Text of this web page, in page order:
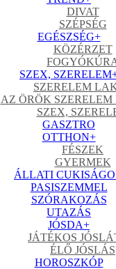
DIVAT
SZÉPSÉG
EGÉSZSÉG+
KÖZÉRZET
SZEX, SZERELEM
SZERELEM
AZ ÖRÖK
SZEX,
GASZTRO
OTTHON+
FÉSZEK
GYERMEK
ÁLLATI
PASISZEMMEL
SZÓRAKOZÁS
UTAZÁS
JÓSDA+
JÁTÉKOS
ÉLŐ JÓSLÁS
HOROSZKÓP